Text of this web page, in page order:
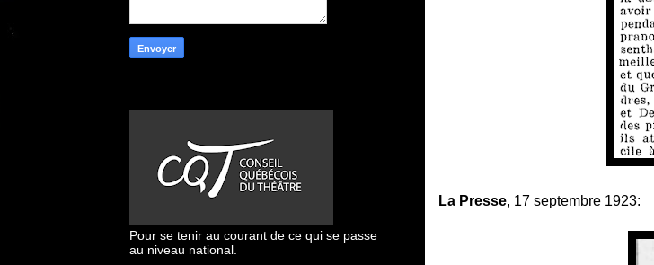
La Presse, 17 septembre 1923:
Pour se tenir au courant de ce qui se passe
au niveau national.